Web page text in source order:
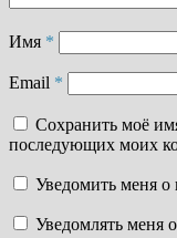
Имя *
Email *
Сохранить моё
последующих моих
Уведомить меня о
Уведомлять меня